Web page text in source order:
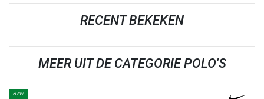
RECENT BEKEKEN
MEER UIT DE CATEGORIE POLO'S
NEW